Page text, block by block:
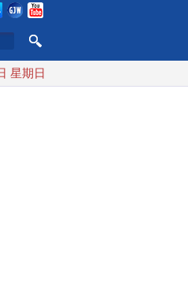
中東局勢動盪 土耳其沙特巴基斯
星期日